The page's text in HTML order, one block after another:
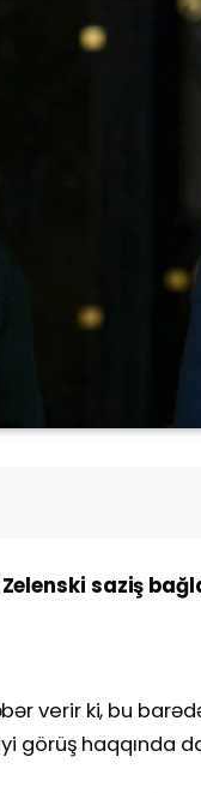
saziş
verir ki, bu
görüş haqqında